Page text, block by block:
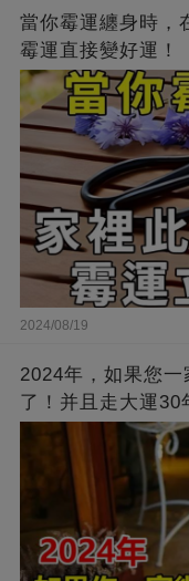
當你霉運纏身時，
霉運直接變好運！
2024/08/19
2024年，如果您
了！并且走大運30